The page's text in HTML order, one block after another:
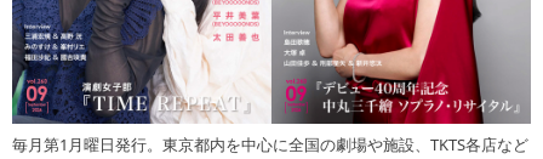
毎月第1月曜日発行。東京都内を中心に全国の劇場や施設、TKTS各店など